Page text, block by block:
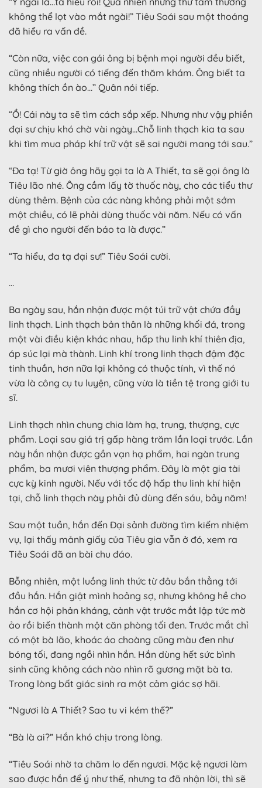
không thể lọt vào mắt ngài!” Tiêu Soái sau một thoáng
đã hiểu ra vấn đề.
“Còn nữa, việc con gái ông bị bệnh mọi người đều biết,
cũng nhiều người có tiếng đến thăm khám. Ông biết ta
không thích ồn ào…” Quân nói tiếp.
“Ồ! Cái này ta sẽ tìm cách sắp xếp. Nhưng như vậy phiền
đại sư chịu khó chờ vài ngày…Chỗ linh thạch kia ta sau
khi tìm mua pháp khí trữ vật sẽ sai người mang tới sau.”
“Đa tạ! Từ giờ ông hãy gọi ta là A Thiết, ta sẽ gọi ông là
Tiêu lão nhé. Ông cầm lấy tờ thuốc này, cho các tiểu thư
dùng thêm. Bệnh của các nàng không phải một sớm
một chiều, có lẽ phải dùng thuốc vài năm. Nếu có vấn
đề gì cho người đến báo ta là được.”
“Ta hiểu, đa tạ đại sư!” Tiêu Soái cười.
…
Ba ngày sau, hắn nhận được một túi trữ vật chứa đầy
linh thạch. Linh thạch bản thân là những khối đá, trong
một vài điều kiện khác nhau, hấp thu linh khí thiên địa,
áp súc lại mà thành. Linh khí trong linh thạch đậm đặc
tinh thuần, hơn nữa lại không có thuộc tính, vì thế nó
vừa là công cụ tu luyện, cũng vừa là tiền tệ trong giới tu
sĩ.
Linh thạch nhìn chung chia làm hạ, trung, thượng, cực
phẩm. Loại sau giá trị gấp hàng trăm lần loại trước. Lần
này hắn nhận được gần vạn hạ phẩm, hai ngàn trung
phẩm, ba mươi viên thượng phẩm. Đây là một gia tài
cực kỳ kinh người. Nếu với tốc độ hấp thu linh khí hiện
tại, chỗ linh thạch này phải đủ dùng đến sáu, bảy năm!
Sau một tuần, hắn đến Đại sảnh đường tìm kiếm nhiệm
vụ, lại thấy mảnh giấy của Tiêu gia vẫn ở đó, xem ra
Tiêu Soái đã an bài chu đáo.
Bỗng nhiên, một luồng linh thức từ đâu bắn thẳng tới
đầu hắn. Hắn giật mình hoảng sợ, nhưng không hề cho
hắn cơ hội phản kháng, cảnh vật trước mắt lập tức mờ
ảo rồi biến thành một căn phòng tối đen. Trước mắt chỉ
có một bà lão, khoác áo choàng cũng màu đen như
bóng tối, đang ngồi nhìn hắn. Hắn dùng hết sức bình
sinh cũng không cách nào nhìn rõ gương mặt bà ta.
Trong lòng bất giác sinh ra một cảm giác sợ hãi.
“Ngươi là A Thiết? Sao tu vi kém thế?”
“Bà là ai?” Hắn khó chịu trong lòng.
“Tiêu Soái nhờ ta chăm lo đến ngươi. Mặc kệ ngươi làm
sao được hắn để ý như thế, nhưng ta đã nhận lời, thì sẽ